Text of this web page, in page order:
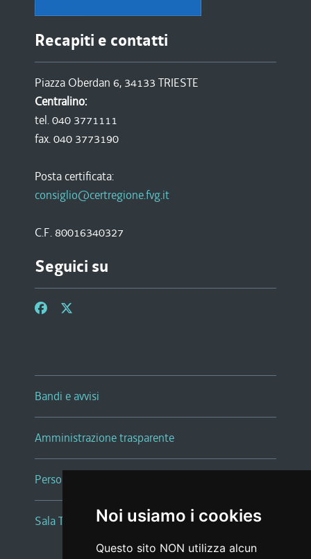
Noi usiamo i cookies
Questo sito NON utilizza alcun
Recapiti e contatti
Piazza Oberdan 6, 34133 TRIESTE
Centralino:
tel. 040 3771111
fax. 040 3773190
Posta certificata:
consiglio@certregione.fvg.it
C.F. 80016340327
Seguici su
Bandi e avvisi
Amministrazione trasparente
Persone e Uffici
Sala Tiziano Tessitori